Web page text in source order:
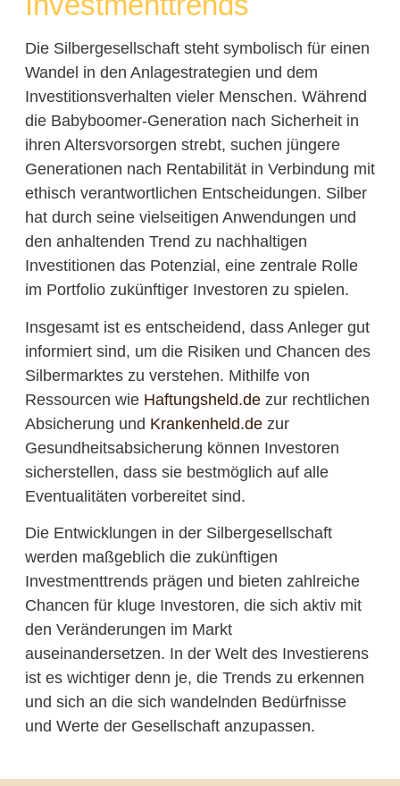
Die Silbergesellschaft steht symbolisch für einen
Wandel in den Anlagestrategien und dem
Investitionsverhalten vieler Menschen. Während
die Babyboomer-Generation nach Sicherheit in
ihren Altersvorsorgen strebt, suchen jüngere
Generationen nach Rentabilität in Verbindung mit
ethisch verantwortlichen Entscheidungen. Silber
hat durch seine vielseitigen Anwendungen und
den anhaltenden Trend zu nachhaltigen
Investitionen das Potenzial, eine zentrale Rolle
im Portfolio zukünftiger Investoren zu spielen.
Insgesamt ist es entscheidend, dass Anleger gut
informiert sind, um die Risiken und Chancen des
Silbermarktes zu verstehen. Mithilfe von
Ressourcen wie Haftungsheld.dezur rechtlichen
Absicherung und Krankenheld.dezur
Gesundheitsabsicherung können Investoren
sicherstellen, dass sie bestmöglich auf alle
Eventualitäten vorbereitet sind.
Die Entwicklungen in der Silbergesellschaft
werden maßgeblich die zukünftigen
Investmenttrends prägen und bieten zahlreiche
Chancen für kluge Investoren, die sich aktiv mit
den Veränderungen im Markt
auseinandersetzen. In der Welt des Investierens
ist es wichtiger denn je, die Trends zu erkennen
und sich an die sich wandelnden Bedürfnisse
und Werte der Gesellschaft anzupassen.